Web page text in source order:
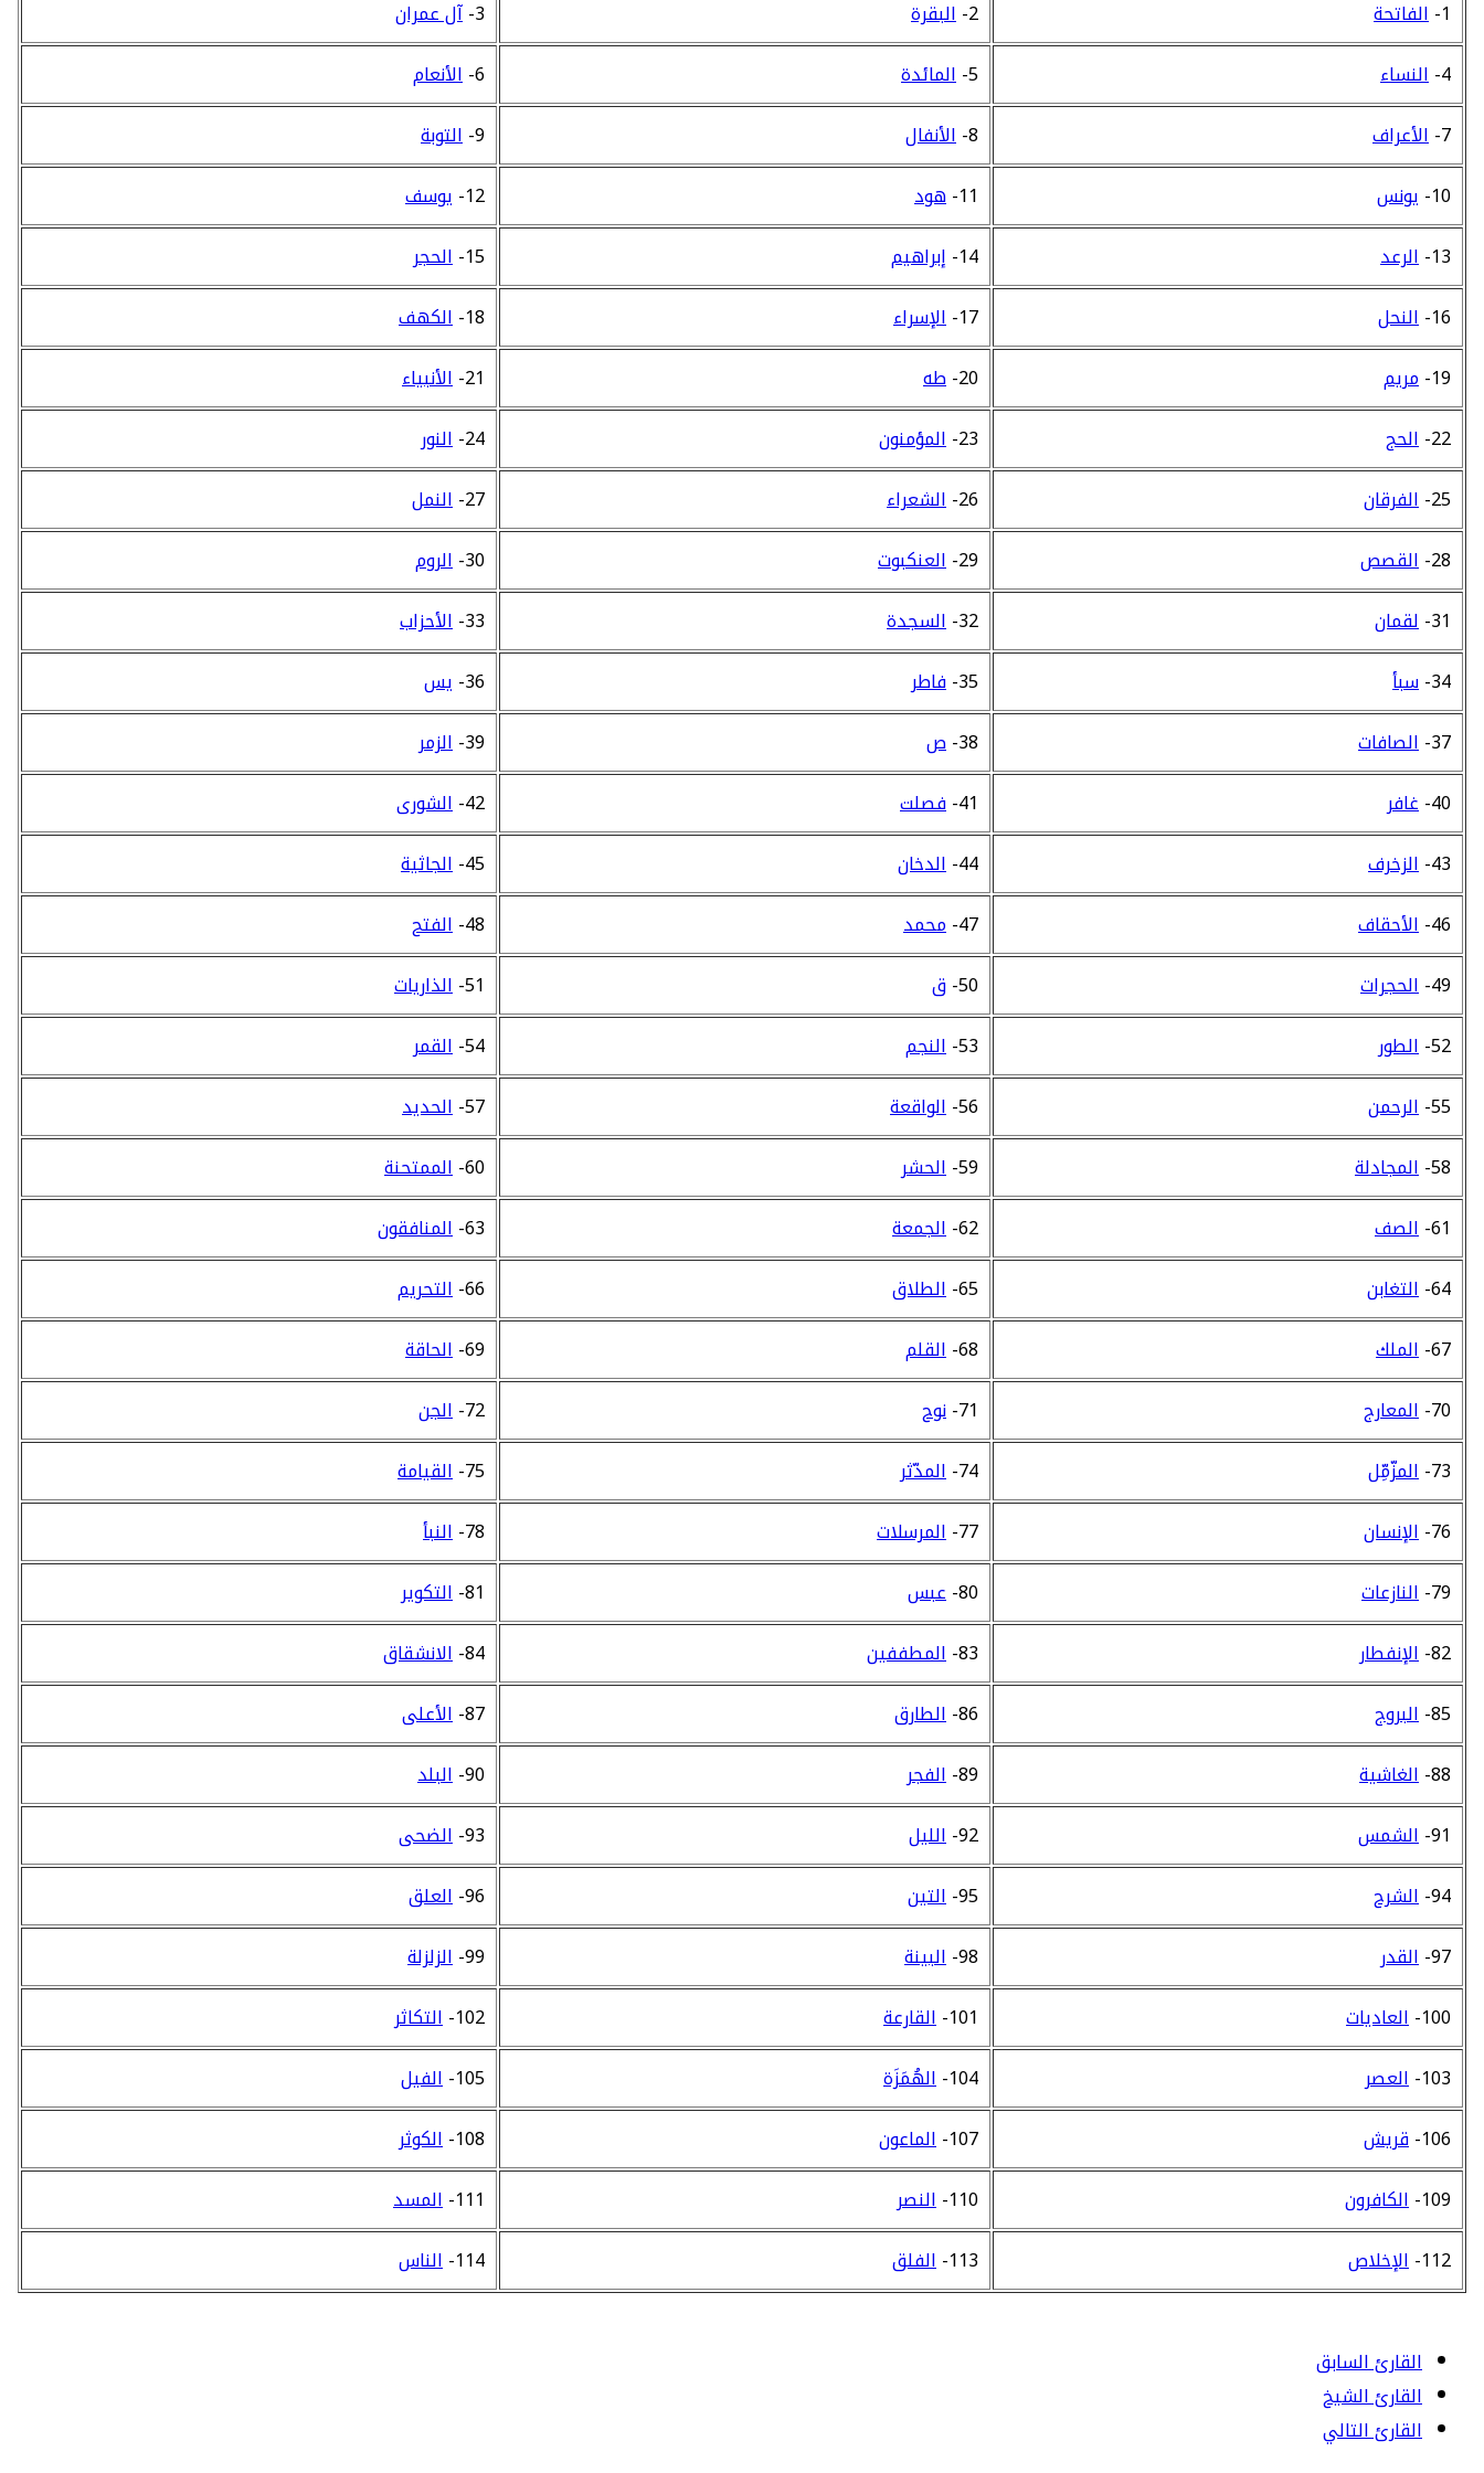
1- الفاتحة 2- البقرة 3- آل عمران
4- النساء 5- المائدة 6- الأنعام
7- الأعراف 8- الأنفال 9- التوبة
10- يونس 11- هود 12- يوسف
13- الرعد 14- إبراهيم 15- الحجر
16- النحل 17- الإسراء 18- الكهف
19- مريم 20- طه 21- الأنبياء
22- الحج 23- المؤمنون 24- النور
25- الفرقان 26- الشعراء 27- النمل
28- القصص 29- العنكبوت 30- الروم
31- لقمان 32- السجدة 33- الأحزاب
34- سبأ 35- فاطر 36- يس
37- الصافات 38- ص 39- الزمر
40- غافر 41- فصلت 42- الشورى
43- الزخرف 44- الدخان 45- الجاثية
46- الأحقاف 47- محمد 48- الفتح
49- الحجرات 50- ق 51- الذاريات
52- الطور 53- النجم 54- القمر
55- الرحمن 56- الواقعة 57- الحديد
58- المجادلة 59- الحشر 60- الممتحنة
61- الصف 62- الجمعة 63- المنافقون
64- التغابن 65- الطلاق 66- التحريم
67- الملك 68- القلم 69- الحاقة
70- المعارج 71- نوح 72- الجن
73- المزّمِّل 74- المدّثر 75- القيامة
76- الإنسان 77- المرسلات 78- النبأ
79- النازعات 80- عبس 81- التكوير
82- الإنفطار 83- المطففين 84- الانشقاق
85- البروج 86- الطارق 87- الأعلى
88- الغاشية 89- الفجر 90- البلد
91- الشمس 92- الليل 93- الضحى
94- الشرح 95- التين 96- العلق
97- القدر 98- البينة 99- الزلزلة
100- العاديات 101- القارعة 102- التكاثر
103- العصر 104- الهُمَزَة 105- الفيل
106- قريش 107- الماعون 108- الكوثر
109- الكافرون 110- النصر 111- المسد
112- الإخلاص 113- الفلق 114- الناس
القارئ السابق
القارئ الشيخ
القارئ التالي